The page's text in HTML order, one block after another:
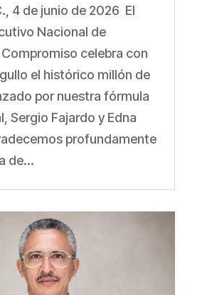
4 de junio de 2026 El
Nacional de
celebra con
el histórico millón de
por nuestra fórmula
Sergio Fajardo y Edna
profundamente
de...